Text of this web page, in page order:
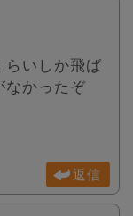
らいしか飛ば
なかったぞ
返信